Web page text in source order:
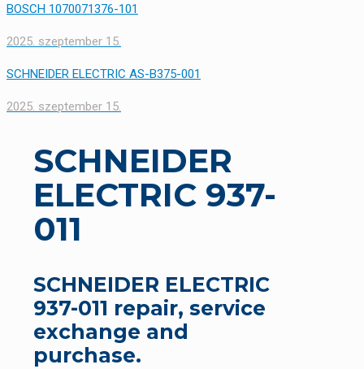
BOSCH 1070071376-101
2025. szeptember 15.
SCHNEIDER ELECTRIC AS-B375-001
2025. szeptember 15.
SCHNEIDER
ELECTRIC 937-
011
SCHNEIDER ELECTRIC
937-011 repair, service
exchange and
purchase.